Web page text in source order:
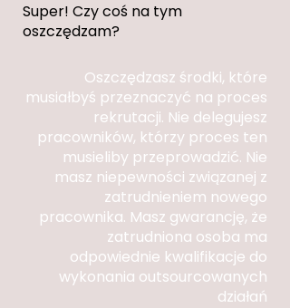
Oszczędzasz środki, które
musiałbyś przeznaczyć na proces
rekrutacji. Nie delegujesz
pracowników, którzy proces ten
musieliby przeprowadzić. Nie
masz niepewności związanej z
zatrudnieniem nowego
pracownika. Masz gwarancję, że
zatrudniona osoba ma
odpowiednie kwalifikacje do
wykonania outsourcowanych
działań
Super! Czy coś na tym
oszczędzam?